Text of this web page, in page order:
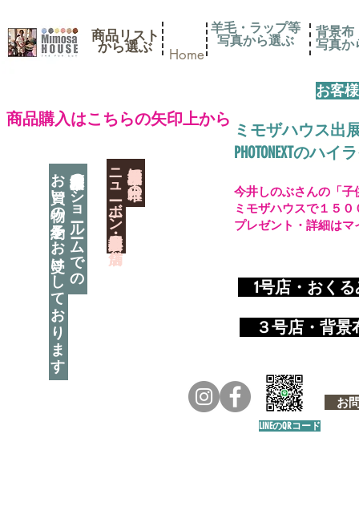
商品リスト
​から選ぶ Home
​商品購入はこちらの矢印上から
神奈川県相模原市に日本唯一の
​ニューボーン撮影用小道具店・３店舗
羊毛・ラップ等
写真から選ぶ
背景布
写真か
お客
ミモザハウス出
PHOTONEXTのハ
神奈川県相模原市のショールームでの
お買い物の予約をお受けしております 1号店・おく
​ ３号店・背
お
今井しのぶさんの「
ミモザハウスで１５
プレゼント・詳細は
LINEのQRコード